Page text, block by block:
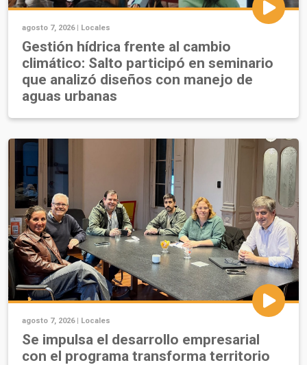
agosto 7, 2026 | Locales
Gestión hídrica frente al cambio
climático: Salto participó en seminario
que analizó diseños con manejo de
aguas urbanas
agosto 7, 2026 | Locales
Se impulsa el desarrollo empresarial
con el programa transforma territorio